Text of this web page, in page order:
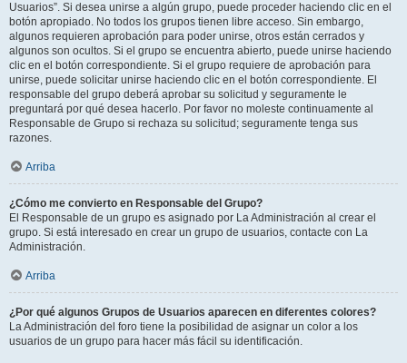
Usuarios”. Si desea unirse a algún grupo, puede proceder haciendo clic en el
botón apropiado. No todos los grupos tienen libre acceso. Sin embargo,
algunos requieren aprobación para poder unirse, otros están cerrados y
algunos son ocultos. Si el grupo se encuentra abierto, puede unirse haciendo
clic en el botón correspondiente. Si el grupo requiere de aprobación para
unirse, puede solicitar unirse haciendo clic en el botón correspondiente. El
responsable del grupo deberá aprobar su solicitud y seguramente le
preguntará por qué desea hacerlo. Por favor no moleste continuamente al
Responsable de Grupo si rechaza su solicitud; seguramente tenga sus
razones.
Arriba
¿Cómo me convierto en Responsable del Grupo?
El Responsable de un grupo es asignado por La Administración al crear el
grupo. Si está interesado en crear un grupo de usuarios, contacte con La
Administración.
Arriba
¿Por qué algunos Grupos de Usuarios aparecen en diferentes colores?
La Administración del foro tiene la posibilidad de asignar un color a los
usuarios de un grupo para hacer más fácil su identificación.